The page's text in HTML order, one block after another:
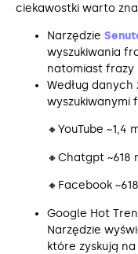
ciekawostki warto
Narzędzie
wyszukiwania
natomiast frazy
Według danych
wyszukiwanymi
🔸YouTube ~1,4
🔸Chatgpt ~618
🔸Facebook
Google Hot
Narzędzie
które zyskują